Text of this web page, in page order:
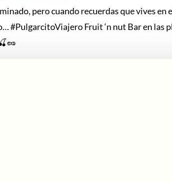
pero cuando recuerdas que vives
#PulgarcitoViajero Fruit ‘n nut Bar en las